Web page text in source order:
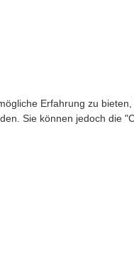
Erfahrung zu
Sie können jedoch die